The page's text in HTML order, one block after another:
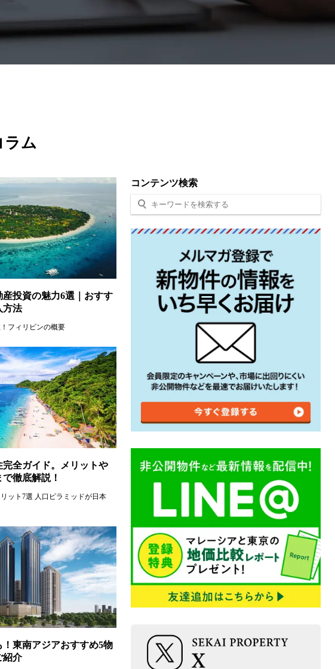
ラム
産投資の魅力6選｜おすす
方法
フィリピンの概要
完全ガイド。メリットや
徹底解説！
ット7選 人口ピラミッドが日本
！東南アジアおすすめ5物
紹介
コンテンツ検索